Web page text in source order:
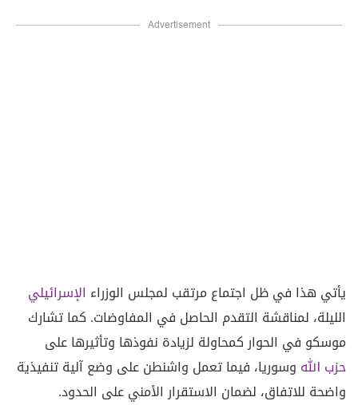
Advertisement
يأتي هذا في ظل اجتماع مرتقب لمجلس الوزراء الإسرائيلي
الليلة، لمناقشة التقدم الحاصل في المفاوضات. كما تشارك
موسكو في الحوار كمحاولة لزيادة نفوذها وتأثيرها على
حزب الله وسوريا، فيما تعمل واشنطن على وضع آلية تنفيذية
واضحة للاتفاق، لضمان الاستقرار الأمني على الحدود.